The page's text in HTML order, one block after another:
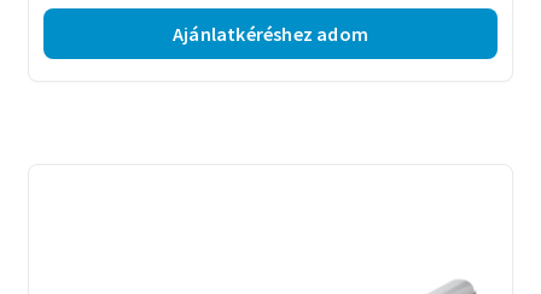
Ajánlatkéréshez adom